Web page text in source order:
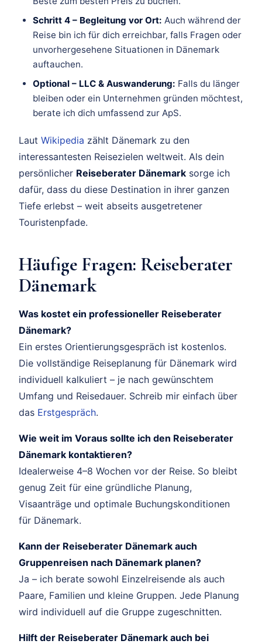
Schritt 4 – Begleitung vor Ort: Auch während der
Reise bin ich für dich erreichbar, falls Fragen oder
unvorhergesehene Situationen in Dänemark
auftauchen.
Optional – LLC & Auswanderung: Falls du länger
bleiben oder ein Unternehmen gründen möchtest,
berate ich dich umfassend zur ApS.
Laut Wikipedia zählt Dänemark zu den
interessantesten Reisezielen weltweit. Als dein
persönlicher Reiseberater Dänemark sorge ich
dafür, dass du diese Destination in ihrer ganzen
Tiefe erlebst – weit abseits ausgetretener
Touristenpfade.
Häufige Fragen: Reiseberater
Dänemark
Was kostet ein professioneller Reiseberater
Dänemark?
Ein erstes Orientierungsgespräch ist kostenlos.
Die vollständige Reiseplanung für Dänemark wird
individuell kalkuliert – je nach gewünschtem
Umfang und Reisedauer. Schreib mir einfach über
das Erstgespräch.
Wie weit im Voraus sollte ich den Reiseberater
Dänemark kontaktieren?
Idealerweise 4–8 Wochen vor der Reise. So bleibt
genug Zeit für eine gründliche Planung,
Visaanträge und optimale Buchungskonditionen
für Dänemark.
Kann der Reiseberater Dänemark auch
Gruppenreisen nach Dänemark planen?
Ja – ich berate sowohl Einzelreisende als auch
Paare, Familien und kleine Gruppen. Jede Planung
wird individuell auf die Gruppe zugeschnitten.
Hilft der Reiseberater Dänemark auch bei